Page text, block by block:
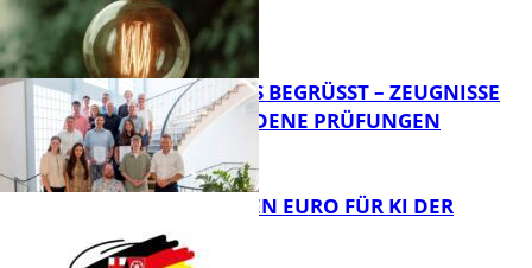
FB News
Bildung
NEUE AZUBIS BEGRÜSST – ZEUGNISSE F
ÜR BESTANDENE PRÜFUNGEN
20 MILLIONEN EURO FÜR KI DER
ZUKUNFT